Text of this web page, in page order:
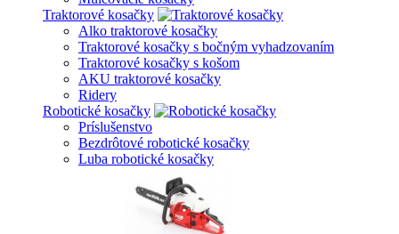
Traktorové kosačky
Alko traktorové kosačky
Traktorové kosačky s bočným vyhadzovaním
Traktorové kosačky s košom
AKU traktorové kosačky
Ridery
Robotické kosačky
Príslušenstvo
Bezdrôtové robotické kosačky
Luba robotické kosačky